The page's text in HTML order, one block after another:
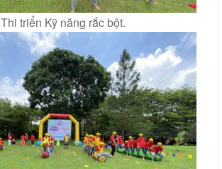
Thi triển Kỹ năng rắc bột.